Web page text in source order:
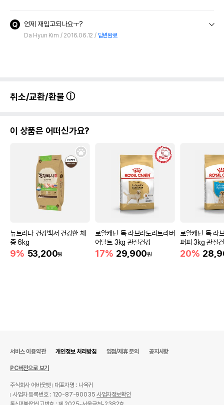
상품 필수 정보
품명 및 모델명
네츄럴코어 70% 유기농 에코6 센서티브
연어 작은입자 6kg
법에 의한 인증,허가 등을
받았음을 확인할수 있는
경우 그에 대한 사항
상세페이지 참조
유통기한이 최소 2026.12.03이거나 그
언제 재입고되나요ㅜ?
Da Hyun Kim 2016.06.12 답변완료
취소/교환/환불
이 상품은 어떠신가요?
뉴트리나 건강백서 건강한 체
중 6kg
9% 53,200원
로얄캐닌 독 라브라도리트리버
어덜트 3kg 관절건강
17% 29,900원
로얄캐닌 독 라
퍼피 3kg 관절
20%
서비스 이용약관 개인정보 처리방침 입점/제휴 문의 공지사항
PC버전으로 보기
주식회사 어바웃펫
대표자명 : 나옥귀
사업자 등록번호 : 120-87-90035사업자정보확인